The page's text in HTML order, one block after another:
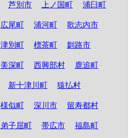
芦別市 上ノ国町 浦臼町
広尾町 浦河町 歌志内市
津別町 標茶町 釧路市
美深町 西興部村 鹿追町
新十津川町 猿払村
様似町 深川市 留寿都村
弟子屈町 帯広市 福島町